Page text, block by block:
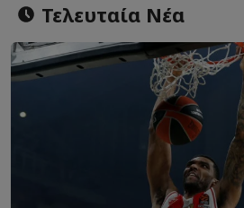
Τελευταία Νέα